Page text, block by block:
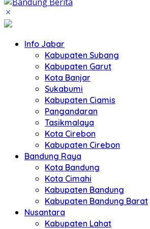
Info Jabar
Kabupaten Subang
Kabupaten Garut
Kota Banjar
Sukabumi
Kabupaten Ciamis
Pangandaran
Tasikmalaya
Kota Cirebon
Kabupaten Cirebon
Bandung Raya
Kota Bandung
Kota Cimahi
Kabupaten Bandung
Kabupaten Bandung Barat
Nusantara
Kabupaten Lahat